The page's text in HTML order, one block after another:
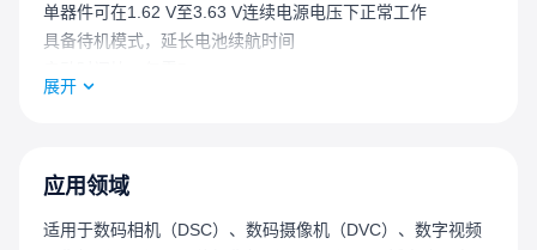
单器件可在1.62 V至3.63 V连续电源电压下正常工作
具备待机模式，延长电池续航时间
输出与LVCmos/HCMOS兼容
可通过Time Machine II和现场可编程振荡器快速获取样品
展开
应用领域
适用于数码相机（DSC）、数码摄像机（DVC）、数字视频